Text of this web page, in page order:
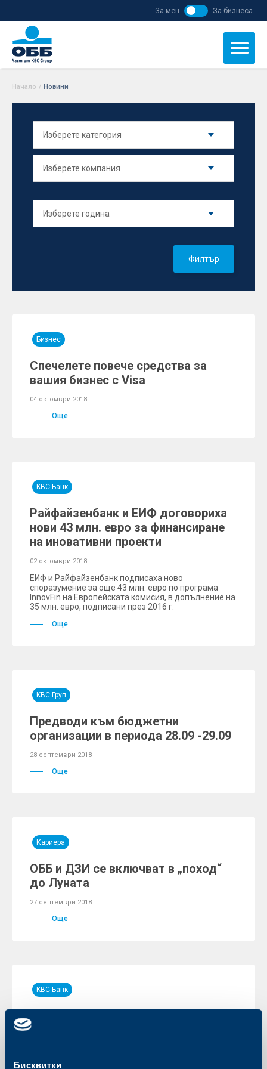
Бисквитки
За мен За бизнеса
Начало / Новини
Филтър
Бизнес
Спечелете повече средства за
вашия бизнес с Visa
04 октомври 2018
Още
KBC Банк
Райфайзенбанк и ЕИФ договориха
нови 43 млн. евро за финансиране
на иновативни проекти
02 октомври 2018
ЕИФ и Райфайзенбанк подписаха ново
споразумение за още 43 млн. евро по програма
InnovFin на Европейската комисия, в допълнение на
35 млн. евро, подписани през 2016 г.
Още
KBC Груп
Предводи към бюджетни
организации в периода 28.09 -29.09
28 септември 2018
Още
Кариера
ОББ и ДЗИ се включват в „поход“
до Луната
27 септември 2018
Още
KBC Банк
Райфайзенбанк: Кредитите и
депозитите ускоряват ръста си
Райфайзенбанк публикува редовния си месечен